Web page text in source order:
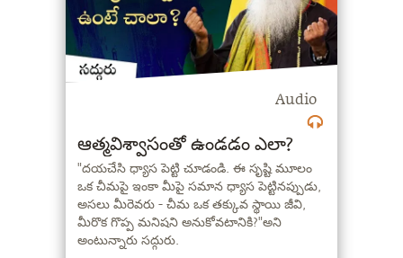
Audio
ఆత్మవిశ్వాసంతో ఉండడం ఎలా?
"దయచేసి ధ్యాస పెట్టి చూడండి. ఈ సృష్టి మూలం
ఒక చీమపై ఇంకా మీపై సమాన ధ్యాస పెట్టినప్పుడు,
అసలు మీరెవరు - చీమ ఒక తక్కువ స్థాయి జీవి,
మీరొక గొప్ప మనిషని అనుకోవటానికి?"అని
అంటున్నారు సద్గురు.